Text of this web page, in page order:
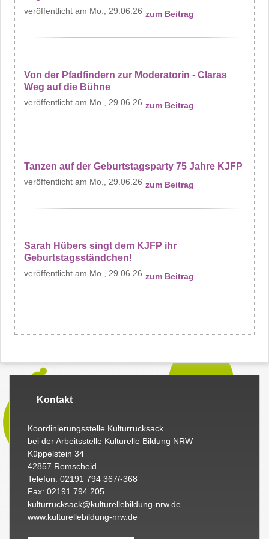
Mo., 29.06.26 zum Beitrag
Von der Pfadfindern zur Moderatorin - Claras
Weg auf die Bühne
Mo., 29.06.26 zum Beitrag
Tanzen auf der Geburtstagsparty 75 Jahre KJFP
Mo., 29.06.26 zum Beitrag
Sarah Hübers singt dem KJFP ihr
Geburtstagsständchen!
Mo., 29.06.26 zum Beitrag
Kontakt
Koordinierungsstelle Kulturrucksack
bei der Arbeitsstelle Kulturelle Bildung NRW
Küppelstein 34
42857 Remscheid
Telefon: 02191 794 367/-368
Fax: 02191 794 205
kulturrucksack@kulturellebildung-nrw.de
www.kulturellebildung-nrw.de